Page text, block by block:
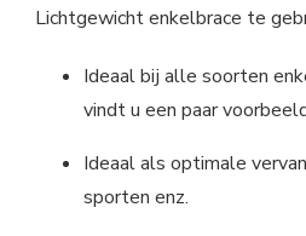
Lichtgewicht enkelbrace te
Ideaal bij alle soorten
vindt u een paar
Ideaal als optimale
sporten enz.